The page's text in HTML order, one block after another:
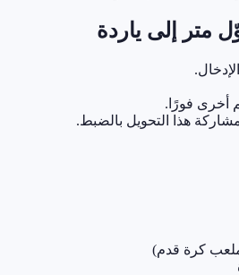
متر إلى ياردة
أخرى فورًا.
هذا التحويل بالضبط.